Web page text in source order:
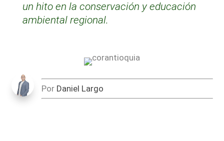
un hito en la conservación y educación
ambiental regional.
Por Daniel Largo